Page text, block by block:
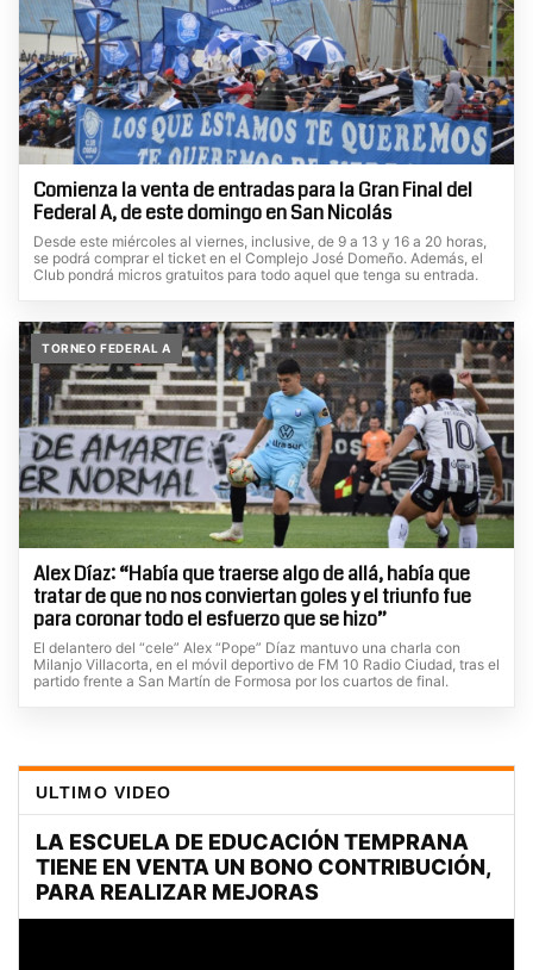
Comienza la venta de entradas para la Gran Final del
Federal A, de este domingo en San Nicolás
Desde este miércoles al viernes, inclusive, de 9 a 13 y 16 a 20 horas,
se podrá comprar el ticket en el Complejo José Domeño. Además, el
Club pondrá micros gratuitos para todo aquel que tenga su entrada.
TORNEO FEDERAL A
Alex Díaz: “Había que traerse algo de allá, había que
tratar de que no nos conviertan goles y el triunfo fue
para coronar todo el esfuerzo que se hizo”
El delantero del “cele” Alex “Pope” Díaz mantuvo una charla con
Milanjo Villacorta, en el móvil deportivo de FM 10 Radio Ciudad, tras el
partido frente a San Martín de Formosa por los cuartos de final.
ULTIMO VIDEO